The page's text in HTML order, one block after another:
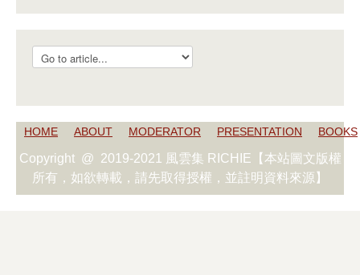
HOME ABOUT MODERATOR PRESENTATION BOOKS
Copyright @ 2019-2021 風雲集 RICHIE【本站圖文版權
所有，如欲轉載，請先取得授權，並註明資料來源】